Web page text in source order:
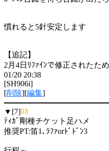
慣れると5針安定します
【追記】
2月4日ﾘﾌｧｲﾝで修正されたた
01/20 20:38
[SH906i]
[削除][編集]
▼[7]ﾛｶ
ﾃｨｶﾞ剛種チケット足ハメ
推奨PT:笛1､ﾗﾌｧorﾄﾞﾄﾞﾝ3